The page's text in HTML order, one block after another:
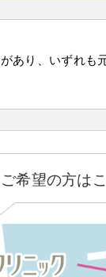
あり、いずれも
希望の方は